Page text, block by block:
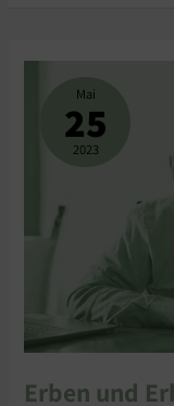
Mai
25
2023
Erben und
ERBSCHAFTSTEUER